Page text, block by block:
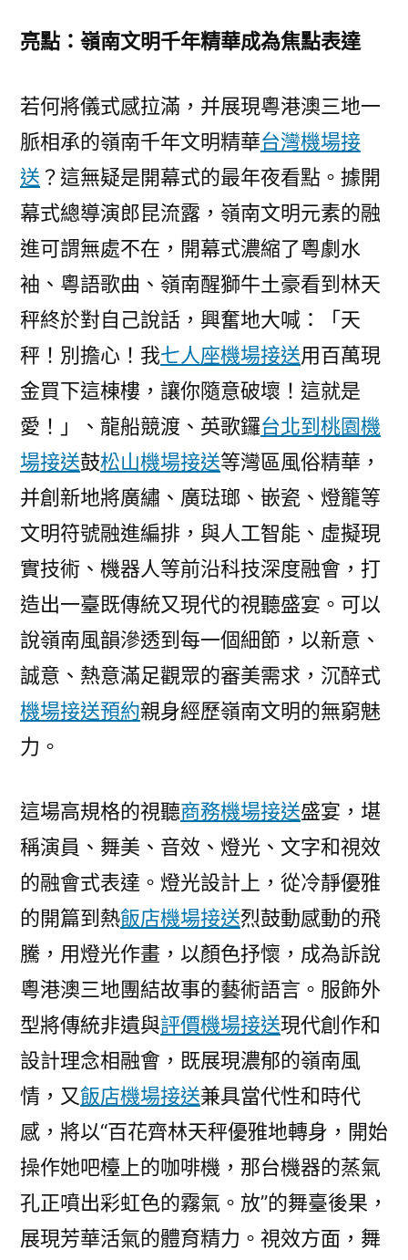
亮點：嶺南文明千年精華成為焦點表達
若何將儀式感拉滿，并展現粵港澳三地一
脈相承的嶺南千年文明精華台灣機場接
送 ？這無疑是開幕式的最年夜看點。據開
幕式總導演郎昆流露，嶺南文明元素的融
進可謂無處不在，開幕式濃縮了粵劇水
袖、粵語歌曲、嶺南醒獅牛土豪看到林天
秤終於對自己說話，興奮地大喊：「天
秤！別擔心！我七人座機場接送用百萬現
金買下這棟樓，讓你隨意破壞！這就是
愛！」、龍船競渡、英歌鑼台北到桃園機
場接送鼓松山機場接送等灣區風俗精華，
并創新地將廣繡、廣琺瑯、嵌瓷、燈籠等
文明符號融進編排，與人工智能、虛擬現
實技術、機器人等前沿科技深度融會，打
造出一臺既傳統又現代的視聽盛宴。可以
說嶺南風韻滲透到每一個細節，以新意、
誠意、熱意滿足觀眾的審美需求，沉醉式
機場接送預約親身經歷嶺南文明的無窮魅
力。
這場高規格的視聽商務機場接送盛宴，堪
稱演員、舞美、音效、燈光、文字和視效
的融會式表達。燈光設計上，從冷靜優雅
的開篇到熱飯店機場接送烈鼓動感動的飛
騰，用燈光作畫，以顏色抒懷，成為訴說
粵港澳三地團結故事的藝術語言。服飾外
型將傳統非遺與評價機場接送現代創作和
設計理念相融會，既展現濃郁的嶺南風
情，又飯店機場接送兼具當代性和時代
感，將以“百花齊林天秤優雅地轉身，開始
操作她吧檯上的咖啡機，那台機器的蒸氣
孔正噴出彩虹色的霧氣。放”的舞臺後果，
展現芳華活氣的體育精力。視效方面，舞